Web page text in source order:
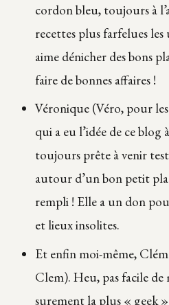
cordon bleu, toujours à
recettes plus farfelues les
aime dénicher des bons
faire de bonnes affaires !
Véronique (Véro, pour
qui a eu l’idée de ce blog
toujours prête à venir
autour d’un bon petit
rempli ! Elle a un don
et lieux insolites.
Et enfin moi-même,
Clem). Heu, pas facile de
surement la plus « geek